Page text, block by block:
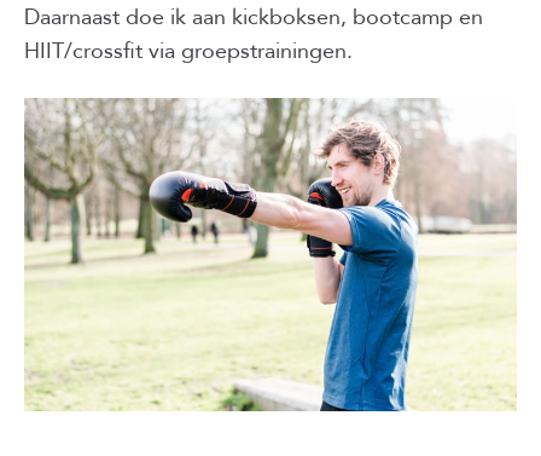
Daarnaast doe ik aan kickboksen, bootcamp en
HIIT/crossfit via groepstrainingen.